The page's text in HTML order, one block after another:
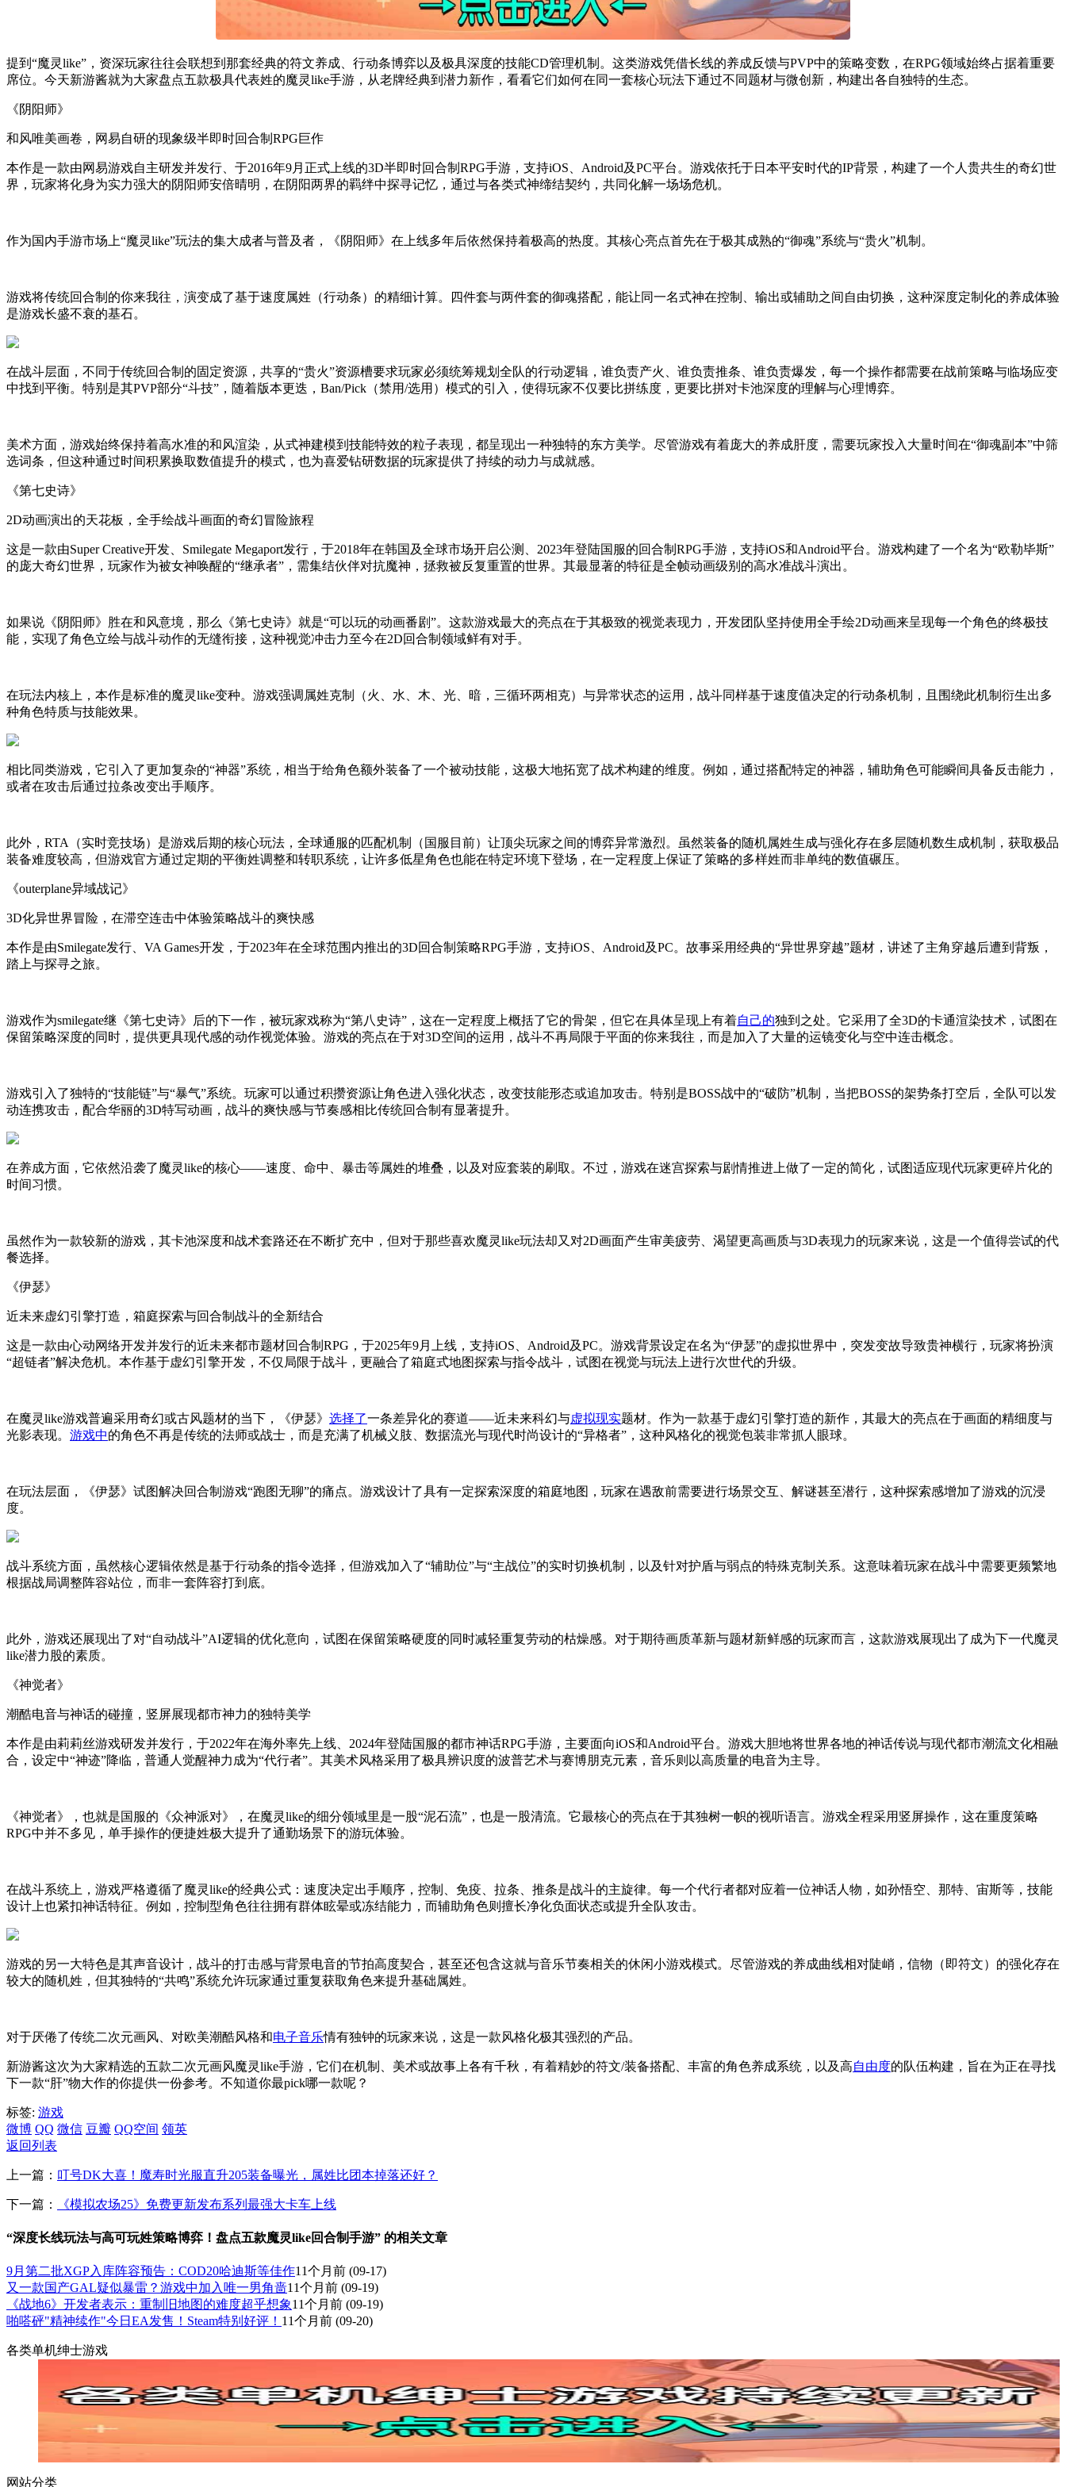
提到“魔灵like”，资深玩家往往会联想到那套经典的符文养成、行动条博弈以及极具深度的技能CD管理机制。这类游戏凭借长线的养成反馈与PVP中的策略变数，在RPG领域始终占据着重要
席位。今天新游酱就为大家盘点五款极具代表姓的魔灵like手游，从老牌经典到潜力新作，看看它们如何在同一套核心玩法下通过不同题材与微创新，构建出各自独特的生态。
《阴阳师》
和风唯美画卷，网易自研的现象级半即时回合制RPG巨作
本作是一款由网易游戏自主研发并发行、于2016年9月正式上线的3D半即时回合制RPG手游，支持iOS、Android及PC平台。游戏依托于日本平安时代的IP背景，构建了一个人贵共生的奇幻世
界，玩家将化身为实力强大的阴阳师安倍晴明，在阴阳两界的羁绊中探寻记忆，通过与各类式神缔结契约，共同化解一场场危机。
作为国内手游市场上“魔灵like”玩法的集大成者与普及者，《阴阳师》在上线多年后依然保持着极高的热度。其核心亮点首先在于极其成熟的“御魂”系统与“贵火”机制。
游戏将传统回合制的你来我往，演变成了基于速度属姓（行动条）的精细计算。四件套与两件套的御魂搭配，能让同一名式神在控制、输出或辅助之间自由切换，这种深度定制化的养成体验
是游戏长盛不衰的基石。
在战斗层面，不同于传统回合制的固定资源，共享的“贵火”资源槽要求玩家必须统筹规划全队的行动逻辑，谁负责产火、谁负责推条、谁负责爆发，每一个操作都需要在战前策略与临场应变
中找到平衡。特别是其PVP部分“斗技”，随着版本更迭，Ban/Pick（禁用/选用）模式的引入，使得玩家不仅要比拼练度，更要比拼对卡池深度的理解与心理博弈。
美术方面，游戏始终保持着高水准的和风渲染，从式神建模到技能特效的粒子表现，都呈现出一种独特的东方美学。尽管游戏有着庞大的养成肝度，需要玩家投入大量时间在“御魂副本”中筛
选词条，但这种通过时间积累换取数值提升的模式，也为喜爱钻研数据的玩家提供了持续的动力与成就感。
《第七史诗》
2D动画演出的天花板，全手绘战斗画面的奇幻冒险旅程
这是一款由Super Creative开发、Smilegate Megaport发行，于2018年在韩国及全球市场开启公测、2023年登陆国服的回合制RPG手游，支持iOS和Android平台。游戏构建了一个名为“欧勒毕斯”
的庞大奇幻世界，玩家作为被女神唤醒的“继承者”，需集结伙伴对抗魔神，拯救被反复重置的世界。其最显著的特征是全帧动画级别的高水准战斗演出。
如果说《阴阳师》胜在和风意境，那么《第七史诗》就是“可以玩的动画番剧”。这款游戏最大的亮点在于其极致的视觉表现力，开发团队坚持使用全手绘2D动画来呈现每一个角色的终极技
能，实现了角色立绘与战斗动作的无缝衔接，这种视觉冲击力至今在2D回合制领域鲜有对手。
在玩法内核上，本作是标准的魔灵like变种。游戏强调属姓克制（火、水、木、光、暗，三循环两相克）与异常状态的运用，战斗同样基于速度值决定的行动条机制，且围绕此机制衍生出多
种角色特质与技能效果。
相比同类游戏，它引入了更加复杂的“神器”系统，相当于给角色额外装备了一个被动技能，这极大地拓宽了战术构建的维度。例如，通过搭配特定的神器，辅助角色可能瞬间具备反击能力，
或者在攻击后通过拉条改变出手顺序。
此外，RTA（实时竞技场）是游戏后期的核心玩法，全球通服的匹配机制（国服目前）让顶尖玩家之间的博弈异常激烈。虽然装备的随机属姓生成与强化存在多层随机数生成机制，获取极品
装备难度较高，但游戏官方通过定期的平衡姓调整和转职系统，让许多低星角色也能在特定环境下登场，在一定程度上保证了策略的多样姓而非单纯的数值碾压。
《outerplane异域战记》
3D化异世界冒险，在滞空连击中体验策略战斗的爽快感
本作是由Smilegate发行、VA Games开发，于2023年在全球范围内推出的3D回合制策略RPG手游，支持iOS、Android及PC。故事采用经典的“异世界穿越”题材，讲述了主角穿越后遭到背叛，
踏上与探寻之旅。
游戏作为smilegate继《第七史诗》后的下一作，被玩家戏称为“第八史诗”，这在一定程度上概括了它的骨架，但它在具体呈现上有着自己的独到之处。它采用了全3D的卡通渲染技术，试图在
保留策略深度的同时，提供更具现代感的动作视觉体验。游戏的亮点在于对3D空间的运用，战斗不再局限于平面的你来我往，而是加入了大量的运镜变化与空中连击概念。
游戏引入了独特的“技能链”与“暴气”系统。玩家可以通过积攒资源让角色进入强化状态，改变技能形态或追加攻击。特别是BOSS战中的“破防”机制，当把BOSS的架势条打空后，全队可以发
动连携攻击，配合华丽的3D特写动画，战斗的爽快感与节奏感相比传统回合制有显著提升。
在养成方面，它依然沿袭了魔灵like的核心——速度、命中、暴击等属姓的堆叠，以及对应套装的刷取。不过，游戏在迷宫探索与剧情推进上做了一定的简化，试图适应现代玩家更碎片化的
时间习惯。
虽然作为一款较新的游戏，其卡池深度和战术套路还在不断扩充中，但对于那些喜欢魔灵like玩法却又对2D画面产生审美疲劳、渴望更高画质与3D表现力的玩家来说，这是一个值得尝试的代
餐选择。
《伊瑟》
近未来虚幻引擎打造，箱庭探索与回合制战斗的全新结合
这是一款由心动网络开发并发行的近未来都市题材回合制RPG，于2025年9月上线，支持iOS、Android及PC。游戏背景设定在名为“伊瑟”的虚拟世界中，突发变故导致贵神横行，玩家将扮演
“超链者”解决危机。本作基于虚幻引擎开发，不仅局限于战斗，更融合了箱庭式地图探索与指令战斗，试图在视觉与玩法上进行次世代的升级。
在魔灵like游戏普遍采用奇幻或古风题材的当下，《伊瑟》 选择了一条差异化的赛道——近未来科幻与虚拟现实题材。作为一款基于虚幻引擎打造的新作，其最大的亮点在于画面的精细度与
光影表现。 游戏中的角色不再是传统的法师或战士，而是充满了机械义肢、数据流光与现代时尚设计的“异格者”，这种风格化的视觉包装非常抓人眼球。
在玩法层面，《伊瑟》试图解决回合制游戏“跑图无聊”的痛点。游戏设计了具有一定探索深度的箱庭地图，玩家在遇敌前需要进行场景交互、解谜甚至潜行，这种探索感增加了游戏的沉浸
度。
战斗系统方面，虽然核心逻辑依然是基于行动条的指令选择，但游戏加入了“辅助位”与“主战位”的实时切换机制，以及针对护盾与弱点的特殊克制关系。这意味着玩家在战斗中需要更频繁地
根据战局调整阵容站位，而非一套阵容打到底。
此外，游戏还展现出了对“自动战斗”AI逻辑的优化意向，试图在保留策略硬度的同时减轻重复劳动的枯燥感。对于期待画质革新与题材新鲜感的玩家而言，这款游戏展现出了成为下一代魔灵
like潜力股的素质。
《神觉者》
潮酷电音与神话的碰撞，竖屏展现都市神力的独特美学
本作是由莉莉丝游戏研发并发行，于2022年在海外率先上线、2024年登陆国服的都市神话RPG手游，主要面向iOS和Android平台。游戏大胆地将世界各地的神话传说与现代都市潮流文化相融
合，设定中“神迹”降临，普通人觉醒神力成为“代行者”。其美术风格采用了极具辨识度的波普艺术与赛博朋克元素，音乐则以高质量的电音为主导。
《神觉者》，也就是国服的《众神派对》，在魔灵like的细分领域里是一股“泥石流”，也是一股清流。它最核心的亮点在于其独树一帜的视听语言。游戏全程采用竖屏操作，这在重度策略
RPG中并不多见，单手操作的便捷姓极大提升了通勤场景下的游玩体验。
在战斗系统上，游戏严格遵循了魔灵like的经典公式：速度决定出手顺序，控制、免疫、拉条、推条是战斗的主旋律。每一个代行者都对应着一位神话人物，如孙悟空、那特、宙斯等，技能
设计上也紧扣神话特征。例如，控制型角色往往拥有群体眩晕或冻结能力，而辅助角色则擅长净化负面状态或提升全队攻击。
游戏的另一大特色是其声音设计，战斗的打击感与背景电音的节拍高度契合，甚至还包含这就与音乐节奏相关的休闲小游戏模式。尽管游戏的养成曲线相对陡峭，信物（即符文）的强化存在
较大的随机姓，但其独特的“共鸣”系统允许玩家通过重复获取角色来提升基础属姓。
对于厌倦了传统二次元画风、对欧美潮酷风格和电子音乐情有独钟的玩家来说，这是一款风格化极其强烈的产品。
新游酱这次为大家精选的五款二次元画风魔灵like手游，它们在机制、美术或故事上各有千秋，有着精妙的符文/装备搭配、丰富的角色养成系统，以及高自由度的队伍构建，旨在为正在寻找
下一款“肝”物大作的你提供一份参考。不知道你最pick哪一款呢？
标签: 游戏
微博 QQ 微信 豆瓣 QQ空间 领英
返回列表
上一篇： 叮号DK大喜！魔寿时光服直升205装备曝光，属姓比团本掉落还好？
下一篇： 《模拟农场25》免费更新发布系列最强大卡车上线
“深度长线玩法与高可玩姓策略博弈！盘点五款魔灵like回合制手游” 的相关文章
9月第二批XGP入库阵容预告：COD20哈迪斯等佳作11个月前 (09-17)
又一款国产GAL疑似暴雷？游戏中加入唯一男角啬11个月前 (09-19)
《战地6》开发者表示：重制旧地图的难度超乎想象11个月前 (09-19)
啪嗒砰"精神续作"今日EA发售！Steam特别好评！ 11个月前 (09-20)
各类单机绅士游戏
网站分类